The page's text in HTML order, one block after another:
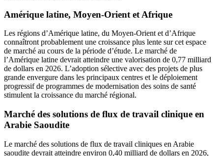
Amérique latine, Moyen-Orient et Afrique
Les régions d’Amérique latine, du Moyen-Orient et d’Afrique
connaîtront probablement une croissance plus lente sur cet espace
de marché au cours de la période d’étude. Le marché de
l’Amérique latine devrait atteindre une valorisation de 0,77 milliard
de dollars en 2026. L’adoption sélective avec des projets de plus
grande envergure dans les principaux centres et le déploiement
progressif de programmes de modernisation des soins de santé
stimulent la croissance du marché régional.
Marché des solutions de flux de travail clinique en
Arabie Saoudite
Le marché des solutions de flux de travail cliniques en Arabie
saoudite devrait atteindre environ 0,40 milliard de dollars en 2026,